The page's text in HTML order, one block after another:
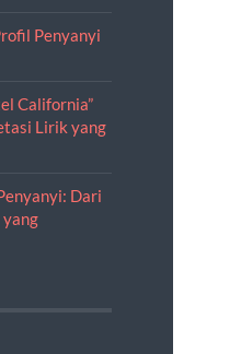
Penyanyi
California”
Lirik yang
Dari